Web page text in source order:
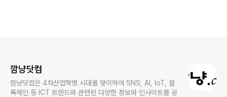
깜냥닷컴
깜냥닷컴은 4차산업혁명 시대를 맞이하여 SNS, AI, IoT, 블
록체인 등 ICT 트렌드와 관련된 다양한 정보와 인사이트를 공